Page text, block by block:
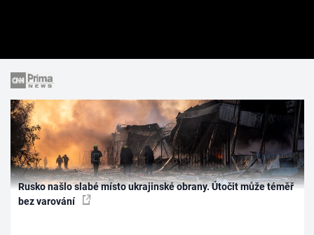
Rusko našlo slabé místo ukrajinské obrany. Útočit může téměř
bez varování